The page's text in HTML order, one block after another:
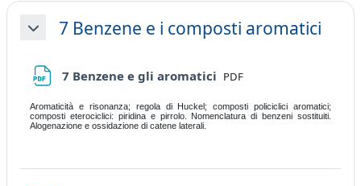
Collapse7 Benzene e i composti aromatici
7 Benzene e gli aromatici File
PDF
Aromaticità e risonanza; regola di Huckel; composti policiclici aromatici;
composti eterociclici: piridina e pirrolo. Nomenclatura di benzeni sostituiti.
Alogenazione e ossidazione di catene laterali.